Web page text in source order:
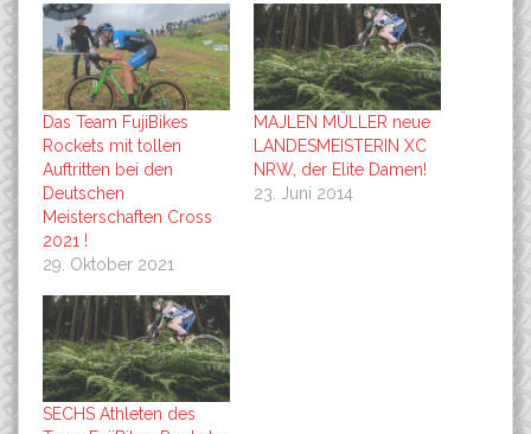
Das Team FujiBikes
Rockets mit tollen
Auftritten bei den
Deutschen
Meisterschaften Cross
2021 !
29. Oktober 2021
MAJLEN MÜLLER neue
LANDESMEISTERIN XC
NRW, der Elite Damen!
23. Juni 2014
SECHS Athleten des